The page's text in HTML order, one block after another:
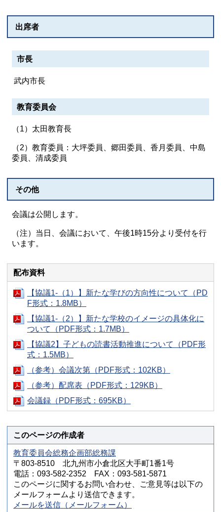
出席者
市長
武内市長
教育委員会
（1）太田教育長
（2）教育委員：大坪委員、郷田委員、香月委員、中島
委員、清成委員
その他
会議は公開します。
（注）当日、会議において、午後1時15分より受付を行
います。
配布資料
【協議1-（1）】新たな学びの方向性について（PD
F形式：1.8MB）
【協議1-（2）】新たな学校のイメージの具体化に
ついて（PDF形式：1.7MB）
【協議2】子どもの読書活動推進について（PDF形
式：1.5MB）
（参考）会議次第（PDF形式：102KB）
（参考）配席表（PDF形式：129KB）
会議録（PDF形式：695KB）
このページの作成者
教育委員会総務企画部総務課
〒803-8510 北九州市小倉北区大手町1番1号
電話：093-582-2352 FAX：093-581-5871
このページに関するお問い合わせ、ご意見等は以下の
メールフォームより送信できます。
メールを送信（メールフォーム）